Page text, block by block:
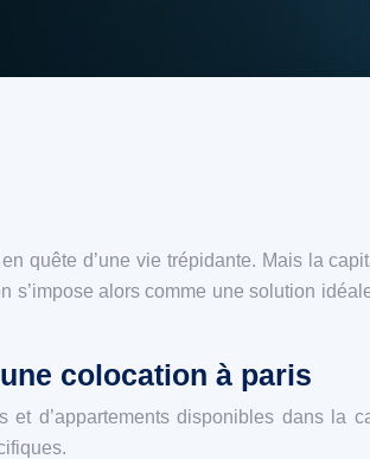
quête d’une vie trépidante. Mais la
alors comme une solution
colocation à paris
d’appartements disponibles dans la